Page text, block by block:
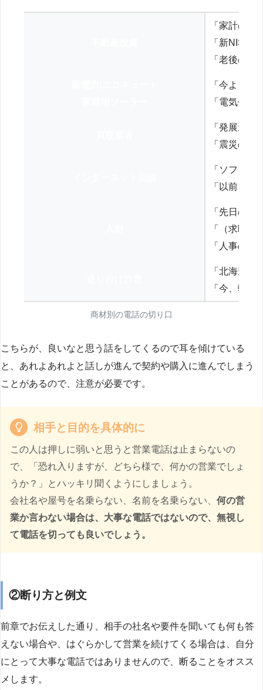
「家計の見
「新NISA
「老後の
「今より
「電気代を
「発展途
「震災の
「ソフト
「以前、
「先日の
「（求職
「人事の方
「北海道
「今、弊
商材別の電話の切り口
こちらが、良いなと思う話をしてくるので耳を傾けている
と、あれよあれよと話しが進んで契約や購入に進んでしまう
ことがあるので、注意が必要です。
相手と目的を具体的に
この人は押しに弱いと思うと営業電話は止まらないの
で、「恐れ入りますが、どちら様で、何かの営業でしょ
うか？」とハッキリ聞くようにしましょう。
会社名や屋号を名乗らない、名前を名乗らない、 何の営
業か言わない場合は、大事な電話ではないので、無視し
て電話を切っても良いでしょう。
②断り方と例文
前章でお伝えした通り、相手の社名や要件を聞いても何も答
えない場合や、はぐらかして営業を続けてくる場合は、自分
にとって大事な電話ではありませんので、断ることをオスス
メします。